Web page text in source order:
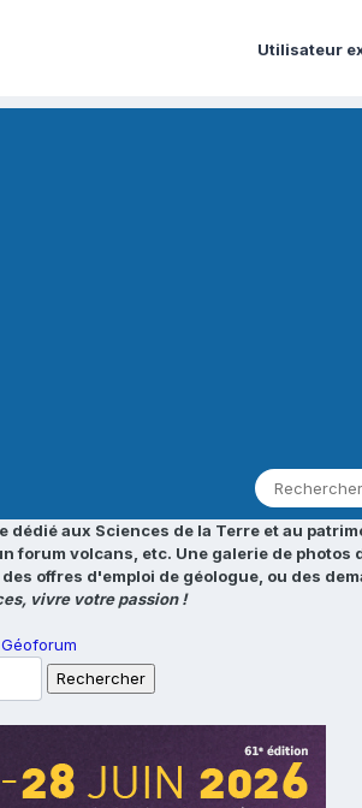
Utilisateur
aux Sciences de la Terre et au
volcans, etc. Une galerie de photos
offres d'emploi de géologue, ou des
vivre votre passion !